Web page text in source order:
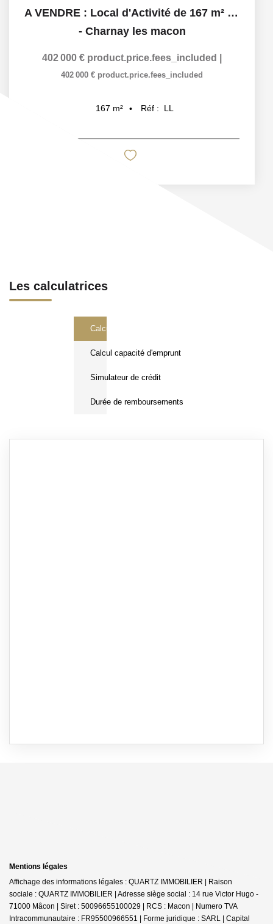
A VENDRE : Local d'Activité de 167 m² . Emplacement...
- Charnay les macon
402 000 € product.price.fees_included
402 000 € product.price.fees_included
167 m² Réf : LL
Les calculatrices
Calcul Frais de notaire
Calcul capacité d'emprunt
Simulateur de crédit
Durée de remboursements
Mentions légales
Affichage des informations légales : QUARTZ IMMOBILIER | Raison
sociale : QUARTZ IMMOBILIER | Adresse siège social : 14 rue Victor Hugo -
71000 Mâcon | Siret : 50096655100029 | RCS : Macon | Numero TVA
Intracommunautaire : FR95500966551 | Forme juridique : SARL | Capital